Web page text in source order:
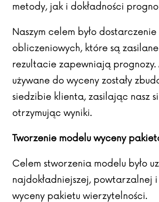
metody, jak i dokładności
Naszym celem było dostarczenie
obliczeniowych, które są
rezultacie zapewniają
używane do wyceny zostały
siedzibie klienta, zasilając nasz
otrzymując wyniki.
Tworzenie modelu wyceny
Celem stworzenia modelu było
najdokładniejszej, powtarzalnej i
wyceny pakietu wierzytelności.